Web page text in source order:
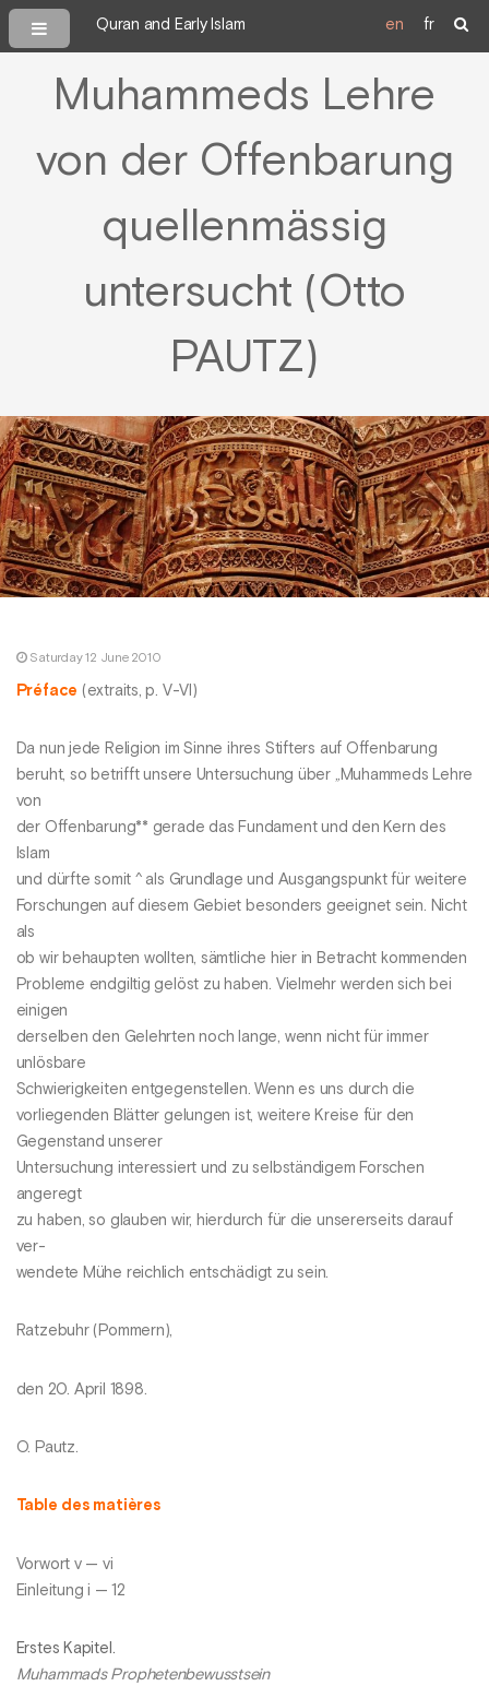
Quran and Early Islam en fr
Muhammeds Lehre
von der Offenbarung
quellenmässig
untersucht (Otto
PAUTZ)
Saturday 12 June 2010
Préface (extraits, p. V-VI)
Da nun jede Religion im Sinne ihres Stifters auf Offenbarung
beruht, so betrifft unsere Untersuchung über „Muhammeds Lehre
von
der Offenbarung** gerade das Fundament und den Kern des
Islam
und dürfte somit ^ als Grundlage und Ausgangspunkt für weitere
Forschungen auf diesem Gebiet besonders geeignet sein. Nicht
als
ob wir behaupten wollten, sämtliche hier in Betracht kommenden
Probleme endgiltig gelöst zu haben. Vielmehr werden sich bei
einigen
derselben den Gelehrten noch lange, wenn nicht für immer
unlösbare
Schwierigkeiten entgegenstellen. Wenn es uns durch die
vorliegenden Blätter gelungen ist, weitere Kreise für den
Gegenstand unserer
Untersuchung interessiert und zu selbständigem Forschen
angeregt
zu haben, so glauben wir, hierdurch für die unsererseits darauf
ver-
wendete Mühe reichlich entschädigt zu sein.
Ratzebuhr (Pommern),
den 20. April 1898.
O. Pautz.
Table des matières
Vorwort v — vi
Einleitung i — 12
Erstes Kapitel.
Muhammads Prophetenbewusstsein